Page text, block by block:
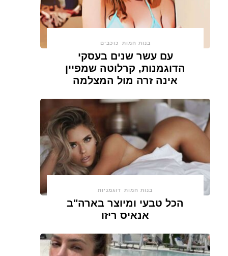
בנות חמות כוכבים
עם עשר שנים בעסקי
הדוגמנות, קרלוטה שמפיין
אינה זרה מול המצלמה
בנות חמות דוגמניות
הכל טבעי ומיוצר בארה"ב
אנאיס ריזו